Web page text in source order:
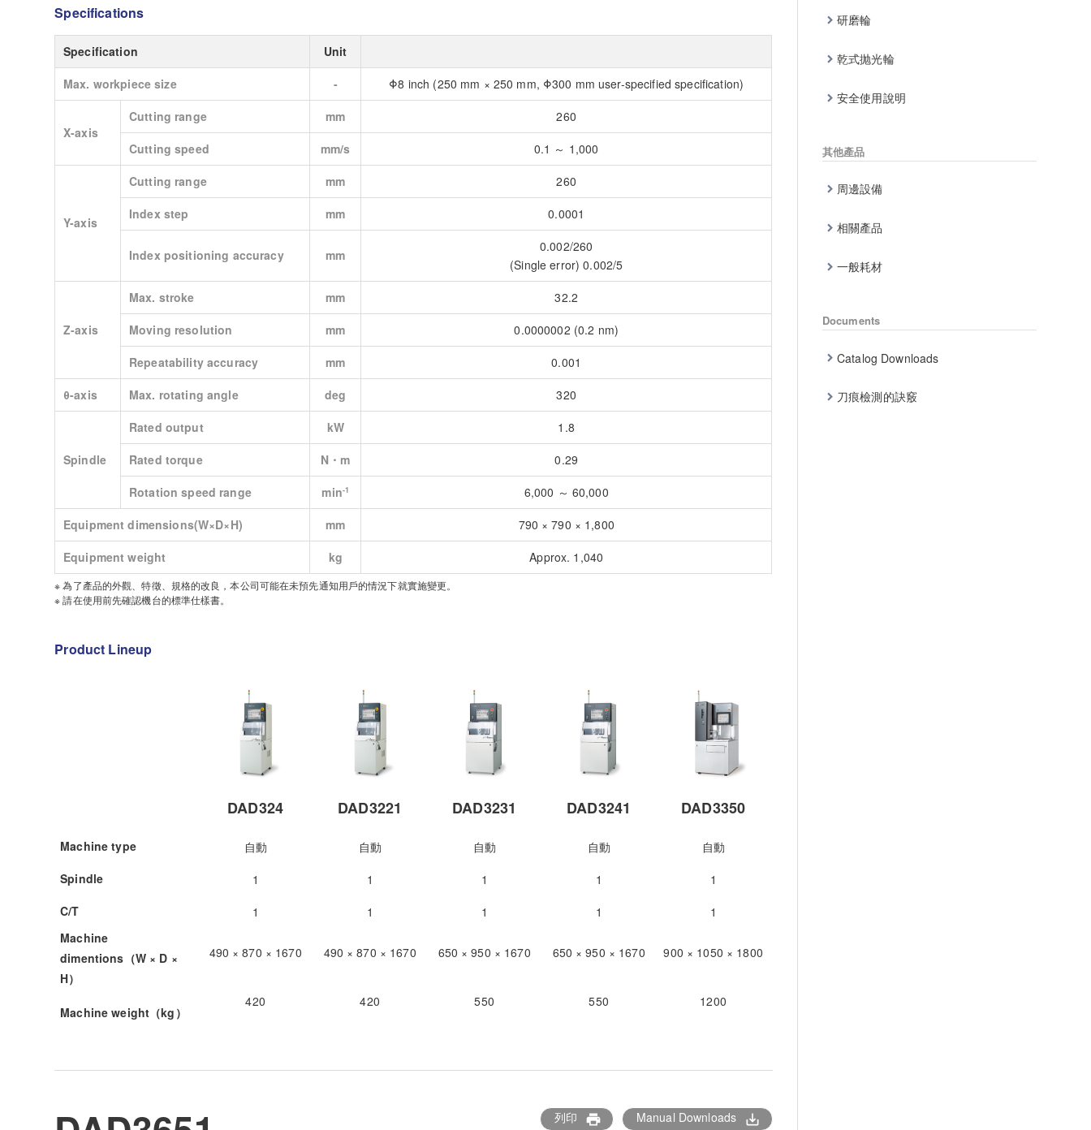
Specifications
Specification
Unit
Max. workpiece size
- Φ8 inch (250 mm × 250 mm, Φ300 mm user-specified specification)
X-axis
Cutting range mm
260
Cutting speed
mm/s 0.1 ～ 1,000
Y-axis
Cutting range mm
260
Index step
mm 0.0001
Index positioning accuracy mm
0.002/260
(Single error) 0.002/5
Z-axis
Max. stroke mm
32.2
Moving resolution
mm
0.0000002 (0.2 nm)
Repeatability accuracy
mm
0.001
θ-axis
Max. rotating angle deg 320
Spindle
Rated output kW
1.8
Rated torque
N・m
0.29
Rotation speed range
min‐1
6,000 ～ 60,000
Equipment dimensions(W×D×H)
mm
790 × 790 × 1,800
Equipment weight
kg Approx. 1,040
※ 為了產品的外觀、特徵、規格的改良，本公司可能在未預先通知用戶的情況下就實施變更。
※ 請在使用前先確認機台的標準仕樣書。
Product Lineup
Machine type
Spindle
C/T
Machine
dimentions（W × D ×
H）
Machine weight（kg）
DAD324 DAD3221 DAD3231 DAD3241 DAD3350
自動 自動 自動 自動 自動
1
1 1 1 1
1
1 1 1 1
490 × 870 × 1670 490 × 870 × 1670 650 × 950 × 1670 650 × 950 × 1670 900 × 1050 × 1800
420 420 550 550 1200
列印 print Manual Downloads save_alt
研磨輪
乾式抛光輪
安全使用說明
其他產品
周邊設備
相關產品
一般耗材
Documents
Catalog Downloads
刀痕檢測的訣竅